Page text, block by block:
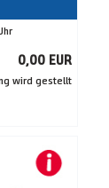
0,00 EUR
wird gestellt